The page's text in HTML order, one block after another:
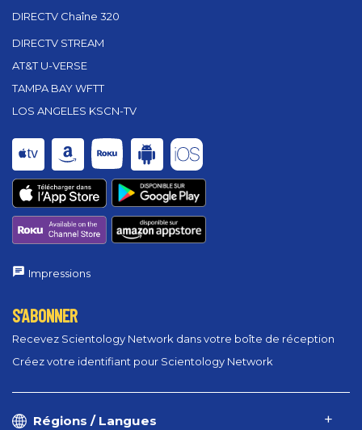
DIRECTV Chaîne 320
DIRECTV STREAM
AT&T U-VERSE
TAMPA BAY WFTT
LOS ANGELES KSCN-TV
Impressions
S’ABONNER
Recevez Scientology Network dans votre boîte de réception
Créez votre identifiant pour Scientology Network
Régions / Langues